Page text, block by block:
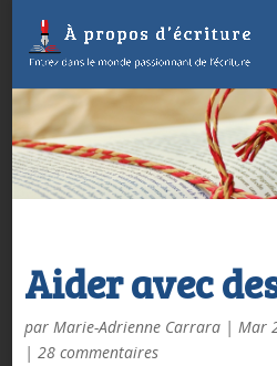
Aider avec
par Marie-Adrienne Carrara| Mar
| 28 commentaires